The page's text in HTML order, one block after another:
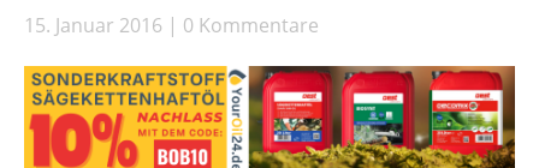
15. Januar 2016 0 Kommentare